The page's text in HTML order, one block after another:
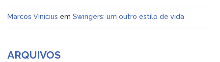
Marcos Vinicius em Swingers: um outro estilo de vida
ARQUIVOS